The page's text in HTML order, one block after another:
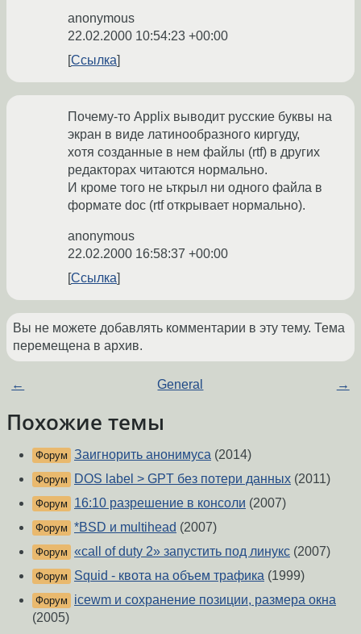
anonymous
22.02.2000 10:54:23 +00:00
Ссылка
Почему-то Applix выводит русские буквы на
экран в виде латинообразного киргуду,
хотя созданные в нем файлы (rtf) в других
редакторах читаются нормально.
И кроме того не ьткрыл ни одного файла в
формате doc (rtf открывает нормально).
anonymous
22.02.2000 16:58:37 +00:00
Ссылка
Вы не можете добавлять комментарии в эту тему. Тема
перемещена в архив.
← General →
Похожие темы
Форум Заигнорить анонимуса (2014)
Форум DOS label > GPT без потери данных (2011)
Форум 16:10 разрешение в консоли (2007)
Форум *BSD и multihead (2007)
Форум «call of duty 2» запустить под линукс (2007)
Форум Squid - квота на объем трафика (1999)
Форум
icewm и сохранение позиции, размера окна
(2005)